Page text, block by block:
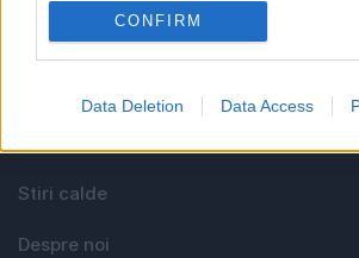
CONFIRM
Data Deletion Data Access
Media KIT
Stiri calde
Despre noi